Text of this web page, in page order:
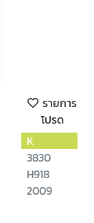
รายการ
โปรด
K
3830
H918
2009